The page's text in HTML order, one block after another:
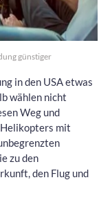
günstiger
in den USA etwas
wählen nicht
Weg und
mit
zu den
den Flug und